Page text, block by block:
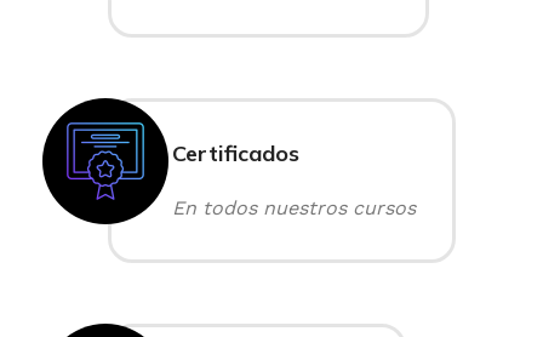
Certificados
En todos nuestros cursos